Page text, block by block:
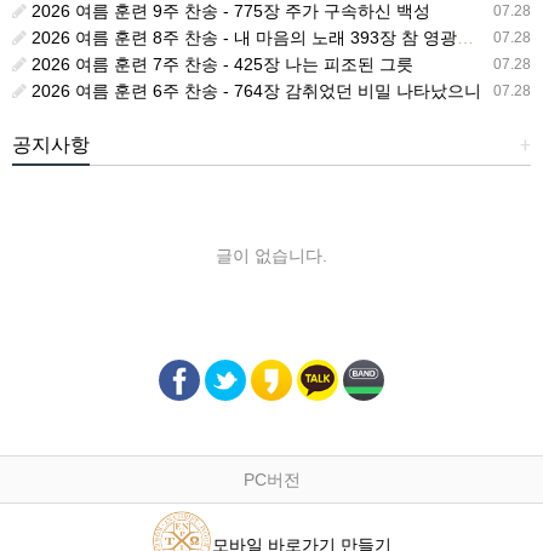
07.28
2026 여름 훈련 9주 찬송 - 775장 주가 구속하신 백성
07.28
2026 여름 훈련 8주 찬송 - 내 마음의 노래 393장 참 영광스런 우리 왕
07.28
2026 여름 훈련 7주 찬송 - 425장 나는 피조된 그릇
07.28
2026 여름 훈련 6주 찬송 - 764장 감취었던 비밀 나타났으니
+
공지사항
글이 없습니다.
PC버전
모바일 바로가기 만들기